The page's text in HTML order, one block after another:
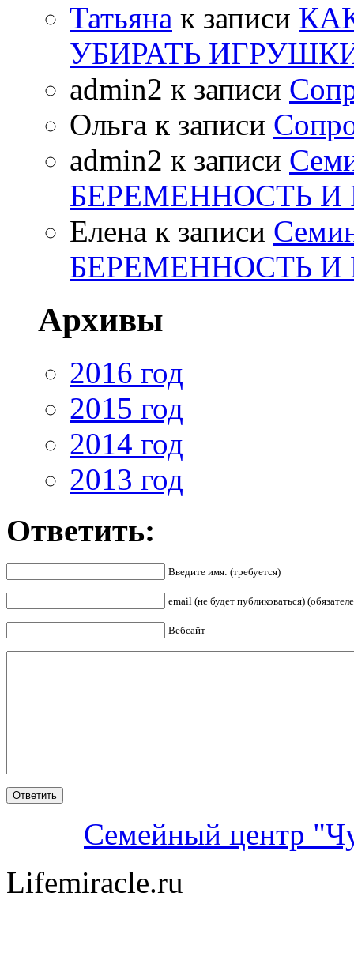
Татьяна к записи
УБИРАТЬ
admin2 к записи
Ольга к записи
admin2 к записи
БЕРЕМЕННОСТЬ И
Елена к записи
БЕРЕМЕННОСТЬ И
Архивы
2016 год
2015 год
2014 год
2013 год
Ответить:
Введите имя: (требуется)
email (не будет публиковаться)
Вебсайт
Семейный центр
Lifemiracle.ru